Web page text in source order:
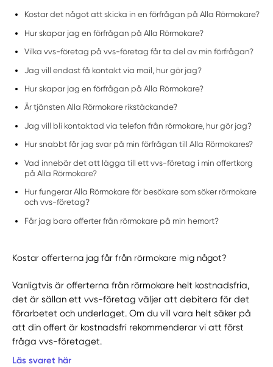
Kostar det något att skicka in en förfrågan på Alla Rörmokare?
Hur skapar jag en förfrågan på Alla Rörmokare?
Vilka vvs-företag på vvs-företag får ta del av min förfrågan?
Jag vill endast få kontakt via mail, hur gör jag?
Hur skapar jag en förfrågan på Alla Rörmokare?
Är tjänsten Alla Rörmokare rikstäckande?
Jag vill bli kontaktad via telefon från rörmokare, hur gör jag?
Hur snabbt får jag svar på min förfrågan till Alla Rörmokares?
Vad innebär det att lägga till ett vvs-företag i min offertkorg
på Alla Rörmokare?
Hur fungerar Alla Rörmokare för besökare som söker rörmokare
och vvs-företag?
Får jag bara offerter från rörmokare på min hemort?
Kostar offerterna jag får från rörmokare mig något?
Vanligtvis är offerterna från rörmokare helt kostnadsfria,
det är sällan ett vvs-företag väljer att debitera för det
förarbetet och underlaget. Om du vill vara helt säker på
att din offert är kostnadsfri rekommenderar vi att först
fråga vvs-företaget.
Läs svaret här